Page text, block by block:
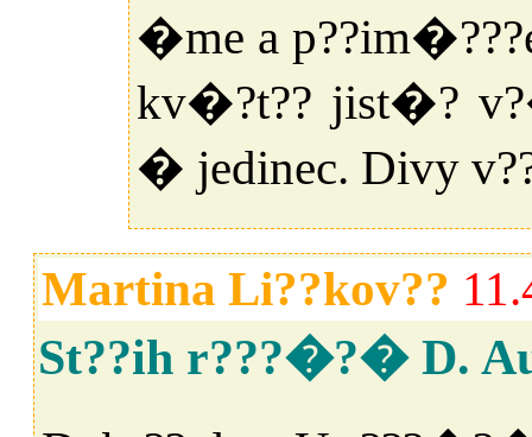
�me a
kv�?t?? jist�?
� jedinec. Divy
Martina Li??kov??
St??ih r???�?� D.